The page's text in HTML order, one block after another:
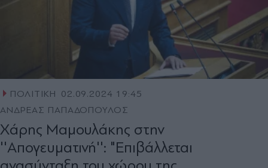
ΠΟΛΙΤΙΚΗ
02.09.2024 19:45
ΑΝΔΡΕΑΣ ΠΑΠΑΔΟΠΟΥΛΟΣ
Χάρης Μαµουλάκης στην
''Απογευματινή'': "Επιβάλλεται